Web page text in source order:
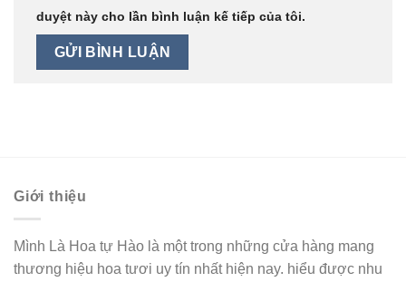
duyệt này cho lần bình luận kế tiếp của tôi.
Giới thiệu
Mình Là Hoa tự Hào là một trong những cửa hàng mang
thương hiệu hoa tươi uy tín nhất hiện nay. hiểu được nhu